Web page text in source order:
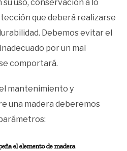
uso, conservación a lo
que deberá realizarse
Debemos evitar el
por un mal
comportará.
mantenimiento y
una madera deberemos
el elemento de madera